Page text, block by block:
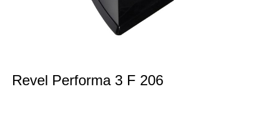
Revel Performa 3 F 206